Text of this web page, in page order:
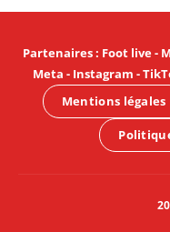
Partenaires: Foot live-
Meta - Instagram -
Mentions légales